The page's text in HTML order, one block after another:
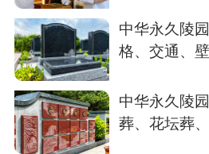
中华永久陵
格、交通、
中华永久陵
葬、花坛葬